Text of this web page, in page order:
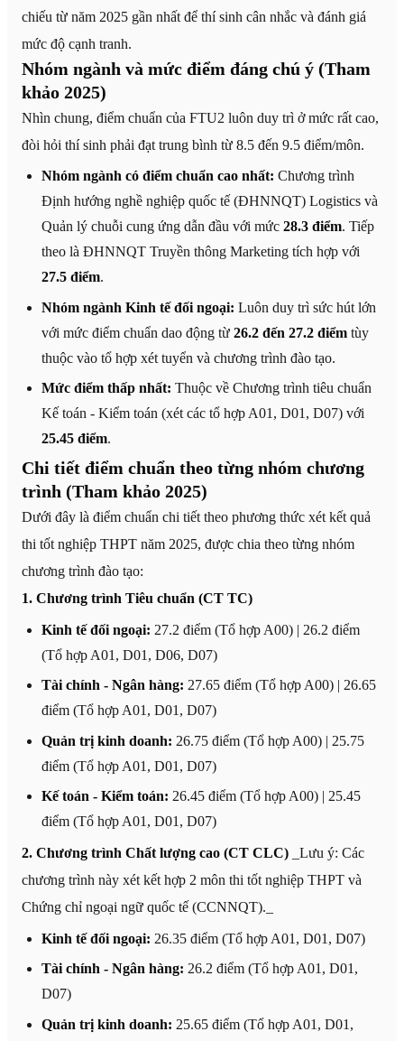
chiếu từ năm 2025 gần nhất để thí sinh cân nhắc và đánh giá
mức độ cạnh tranh.
Nhóm ngành và mức điểm đáng chú ý (Tham
khảo 2025)
Nhìn chung, điểm chuẩn của FTU2 luôn duy trì ở mức rất cao,
đòi hỏi thí sinh phải đạt trung bình từ 8.5 đến 9.5 điểm/môn.
Nhóm ngành có điểm chuẩn cao nhất: Chương trình
Định hướng nghề nghiệp quốc tế (ĐHNNQT) Logistics và
Quản lý chuỗi cung ứng dẫn đầu với mức 28.3 điểm. Tiếp
theo là ĐHNNQT Truyền thông Marketing tích hợp với
27.5 điểm.
Nhóm ngành Kinh tế đối ngoại: Luôn duy trì sức hút lớn
với mức điểm chuẩn dao động từ 26.2 đến 27.2 điểmtùy
thuộc vào tổ hợp xét tuyển và chương trình đào tạo.
Mức điểm thấp nhất: Thuộc về Chương trình tiêu chuẩn
Kế toán - Kiểm toán (xét các tổ hợp A01, D01, D07) với
25.45 điểm.
Chi tiết điểm chuẩn theo từng nhóm chương
trình (Tham khảo 2025)
Dưới đây là điểm chuẩn chi tiết theo phương thức xét kết quả
thi tốt nghiệp THPT năm 2025, được chia theo từng nhóm
chương trình đào tạo:
1. Chương trình Tiêu chuẩn (CT TC)
Kinh tế đối ngoại: 27.2 điểm (Tổ hợp A00) | 26.2 điểm
(Tổ hợp A01, D01, D06, D07)
Tài chính - Ngân hàng: 27.65 điểm (Tổ hợp A00) | 26.65
điểm (Tổ hợp A01, D01, D07)
Quản trị kinh doanh: 26.75 điểm (Tổ hợp A00) | 25.75
điểm (Tổ hợp A01, D01, D07)
Kế toán - Kiểm toán: 26.45 điểm (Tổ hợp A00) | 25.45
điểm (Tổ hợp A01, D01, D07)
2. Chương trình Chất lượng cao (CT CLC) _Lưu ý: Các
chương trình này xét kết hợp 2 môn thi tốt nghiệp THPT và
Chứng chỉ ngoại ngữ quốc tế (CCNNQT)._
Kinh tế đối ngoại: 26.35 điểm (Tổ hợp A01, D01, D07)
Tài chính - Ngân hàng: 26.2 điểm (Tổ hợp A01, D01,
D07)
Quản trị kinh doanh: 25.65 điểm (Tổ hợp A01, D01,